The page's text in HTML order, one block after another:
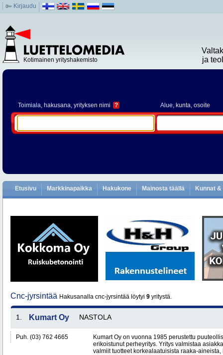
Kirjaudu
Kotimainen yrityshakemisto
ja
Toimiala, hakusana, yrityksen nimi ? Alue, kunta, osoite
Etusivu Markkinapaikka Hakukone Mainosta täällä Kunnat
Cnc-jyrsintää Hakusanalla cnc-jyrsintää löytyi 9 yritystä.
1. Kumart Oy NASTOLA
Puh. (03) 762 4665
Kumart Oy on vuonna 1985 perustettu
erikoistunut perheyritys. Yritys valmistaa
valmiit tuotteet korkealaatuisista raaka-aineista,